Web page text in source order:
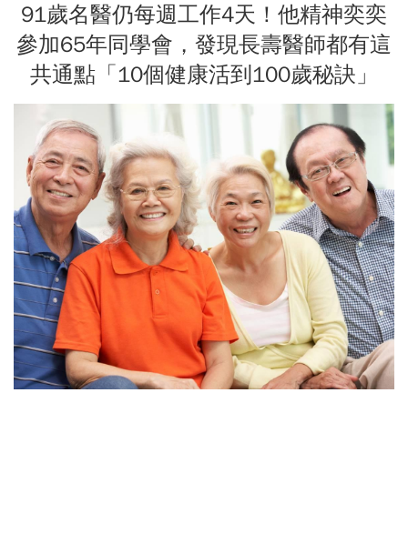
91歲名醫仍每週工作4天！他精神奕奕
參加65年同學會，發現長壽醫師都有這
共通點「10個健康活到100歲秘訣」